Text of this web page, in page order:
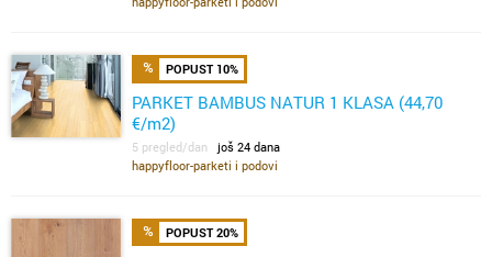
POPUST 10%
PARKET BAMBUS NATUR 1 KLASA (44,70
€/m2)
5 pregled/dan još 24 dana
happyfloor-parketi i podovi
POPUST 20%